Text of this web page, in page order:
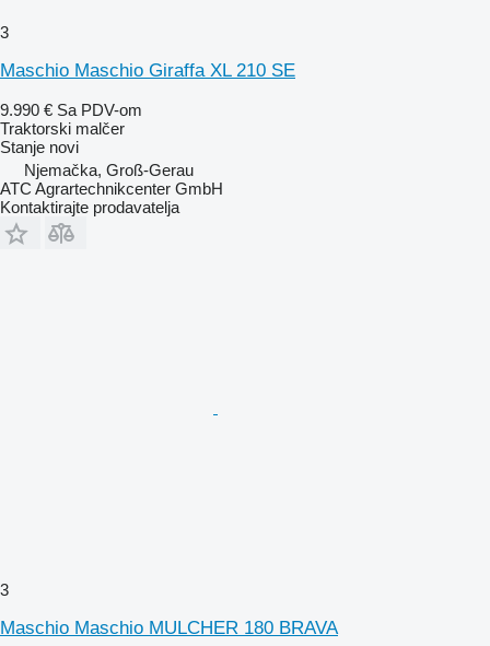
3
Maschio Maschio Giraffa XL 210 SE
9.990 € Sa PDV-om
Traktorski malčer
Stanje novi
Njemačka, Groß-Gerau
ATC Agrartechnikcenter GmbH
Kontaktirajte prodavatelja
3
Maschio Maschio MULCHER 180 BRAVA